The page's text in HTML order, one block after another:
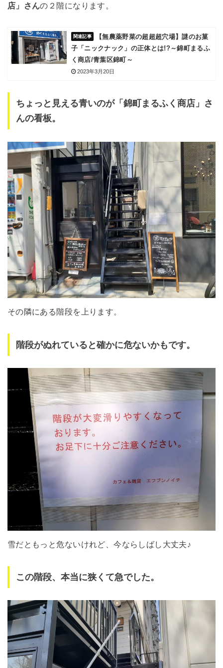
店」さんの２階になります。
【無農薬野菜の超超超穴場】謎のお菓
子「ニックナック」の正体とは!?～錦町まるふ
く商店/青葉区錦町～
2023年3月20日
ちょっと見える青いのが「錦町まるふく商店」さ
んの看板。
その隣にある階段を上ります。
階段がぬれていると確かに危ないかもです。
雪だともっと危ないけれど、今ならしばし大丈夫♪
この階段、本当に狭くて急でした。